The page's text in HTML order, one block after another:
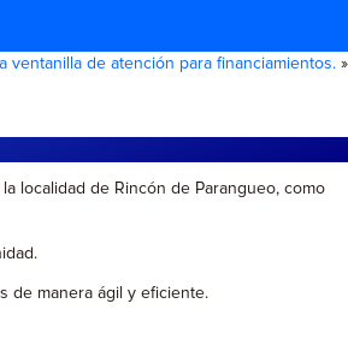
ventanilla de atención para financiamientos. »
localidad de Rincón de Parangueo, como
de manera ágil y eficiente.